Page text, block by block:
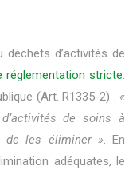
déchets d’activités de
réglementation stricte
(Art. R1335-2) : «
de soins à
de les éliminer » . En
adéquates, le